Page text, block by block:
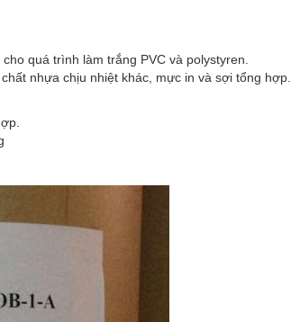
quá trình làm trắng PVC và polystyren.
nhựa chịu nhiệt khác, mực in và sợi tổng hợp.